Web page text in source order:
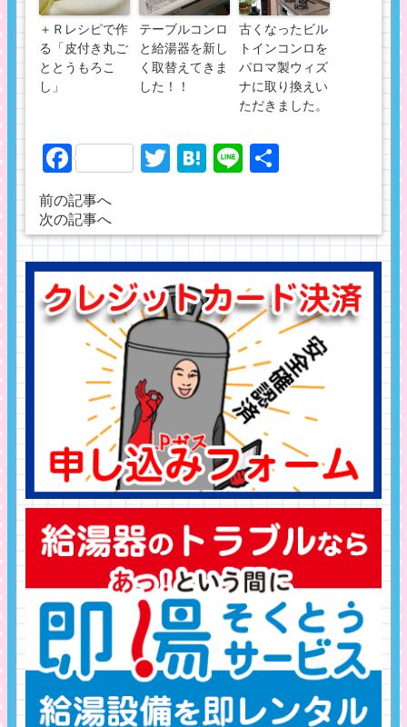
＋Ｒレシピで作
る「皮付き丸ご
ととうもろこ
し」
テーブルコンロ
と給湯器を新し
く取替えてきま
した！！
古くなったビル
トインコンロを
パロマ製ウィズ
ナに取り換えい
ただきました。
FacebookTwitter
Hatena
Line
前の記事へ
次の記事へ